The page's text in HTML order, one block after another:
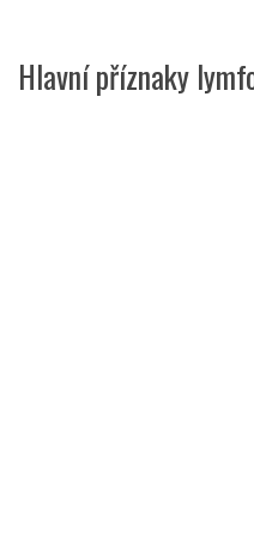
Hlavní příznaky